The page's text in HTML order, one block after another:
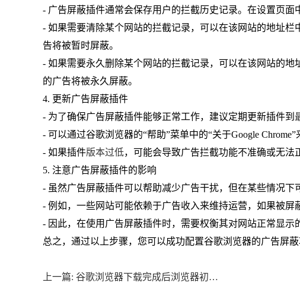
- 广告屏蔽插件通常会保存用户的拦截历史记录。在设置页面
- 如果需要清除某个网站的拦截记录，可以在该网站的地址
告将被暂时屏蔽。
- 如果需要永久删除某个网站的拦截记录，可以在该网站的
的广告将被永久屏蔽。
4. 更新广告屏蔽插件
- 为了确保广告屏蔽插件能够正常工作，建议定期更新插件到
- 可以通过谷歌浏览器的“帮助”菜单中的“关于Google Chrome”
- 如果插件版本过低，可能会导致广告拦截功能不准确或无法
5. 注意广告屏蔽插件的影响
- 虽然广告屏蔽插件可以帮助减少广告干扰，但在某些情况下
- 例如，一些网站可能依赖于广告收入来维持运营，如果被屏
- 因此，在使用广告屏蔽插件时，需要权衡其对网站正常显示
总之，通过以上步骤，您可以成功配置谷歌浏览器的广告屏
上一篇: 谷歌浏览器下载完成后浏览器初次登录账号进阶操作教程